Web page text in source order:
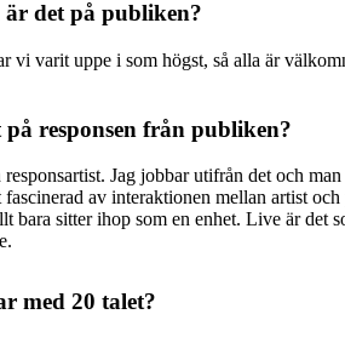
det på publiken?
vi varit uppe i som högst, så alla är
responsen från publiken?
Jag jobbar utifrån det och
av interaktionen mellan artist
bara sitter ihop som en enhet. Live är det
med 20 talet?